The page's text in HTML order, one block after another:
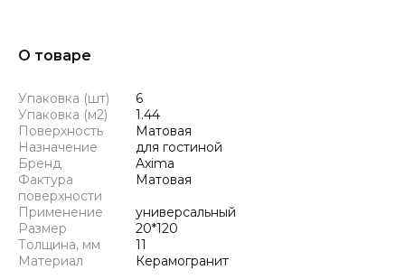
О товаре
Упаковка (шт)
6
Упаковка (м2)
1.44
Поверхность
Матовая
Назначение
для гостиной
Бренд
Axima
Фактура
поверхности
Матовая
Применение
универсальный
Размер
20*120
Толщина, мм
11
Материал
Керамогранит